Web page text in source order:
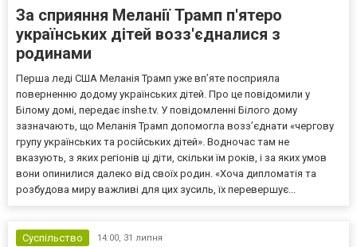
За сприяння Меланії Трамп п'ятеро
українських дітей возз'єдналися з
родинами
Перша леді США Меланія Трамп уже впʼяте посприяла
поверненню додому українських дітей. Про це повідомили у
Білому домі, передає inshe.tv. У повідомленні Білого дому
зазначають, що Меланія Трамп допомогла возз’єднати «чергову
групу українських та російських дітей». Водночас там не
вказують, з яких регіонів ці діти, скільки їм років, і за яких умов
вони опинилися далеко від своїх родин. «Хоча дипломатія та
розбудова миру важливі для цих зусиль, їх перевершує...
Суспільство 14:00, 31 липня